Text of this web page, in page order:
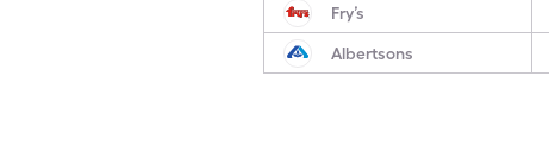
Fry’s
Albertsons